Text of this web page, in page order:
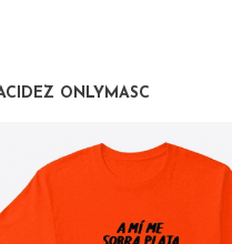
ONLYMASC